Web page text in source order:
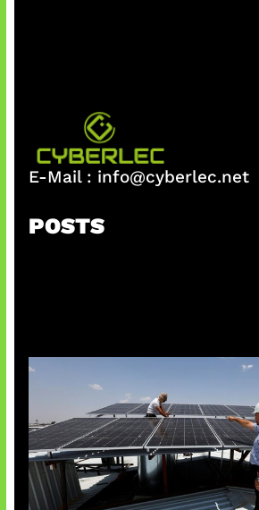
E-Mail : info@cyberlec.net
POSTS